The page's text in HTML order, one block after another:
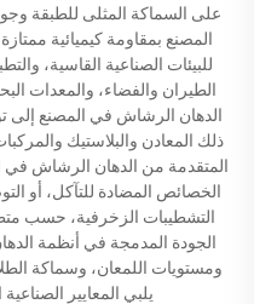
على السماكة المثلى للطبقة
المصنع بمقاومة كيميائية
للبيئات الصناعية القاسية،
الطيران والفضاء، والمعدات
الدهان الرشاش في المصنع إلى
ذلك المعادن والبلاستيك
المتقدمة من الدهان الرشاش
الخصائص المضادة للتآكل، أو
التشطيبات الزخرفية، حسب
الجودة المدمجة في أنظمة
ومستويات اللمعان، وسماكة
يلبي المعايير